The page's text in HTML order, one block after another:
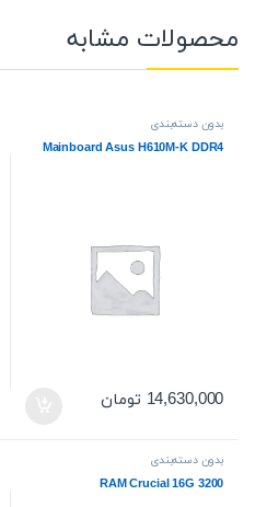
محصولات مشابه
بدون دسته‌بندی
Mainboard Asus H610M-K DDR4
14,630,000 تومان
بدون دسته‌بندی
RAM Crucial 16G 3200